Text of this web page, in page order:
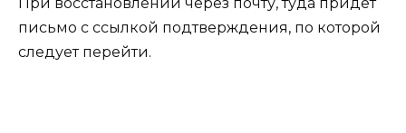
письмо с ссылкой подтверждения, по которой
следует перейти.